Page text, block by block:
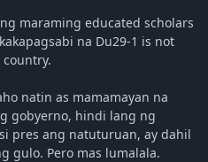
maraming educated scholars
na Du29-1 is not
natin as mamamayan na
gobyerno, hindi lang ng
pres ang natuturuan, ay dahil
gulo. Pero mas lumalala.